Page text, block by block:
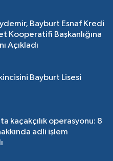
Bayburt Esnaf Kredi
Kooperatifi Başkanlığına
Açıkladı
Bayburt Lisesi
kaçakçılık operasyonu: 8
adli işlem